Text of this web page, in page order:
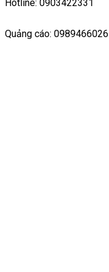
Hotline: 0903422331
Quảng cáo: 0989466026